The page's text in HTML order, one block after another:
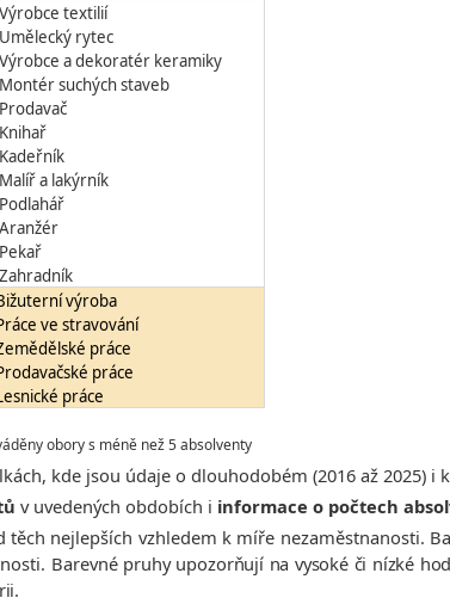
textilií
rytec
a dekoratér keramiky
suchých staveb
a lakýrník
výroba
ve stravování
práce
práce
práce
obory s méně než 5 absolventy
kde jsou údaje o dlouhodobém (2016 až 2025) i
v uvedených obdobích i informace o počtech
těch nejlepších vzhledem k míře nezaměstnanosti.
Barevné pruhyupozorňují na vysoké či nízké